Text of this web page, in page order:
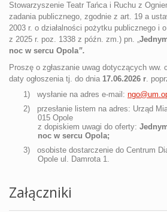
Stowarzyszenie Teatr Tańca i Ruchu z
zadania publicznego, zgodnie z art. 19 a
2003 r. o działalności pożytku publicznego i
z 2025 r. poz. 1338 z późn. zm.) pn. „
noc w sercu Opola”.
Proszę o zgłaszanie uwag dotyczących ww.
daty ogłoszenia tj. do dnia 17.06.2026 r.
1)
wysłanie na adres e-mail:
2)
przesłanie listem na adres: Urząd
015 Opole
z dopiskiem uwagi do oferty:
noc w sercu Opola;
3)
osobiste dostarczenie do Centrum
Opole ul. Damrota 1.
Załączniki